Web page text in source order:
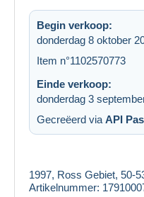
Begin verkoop:
donderdag 8 oktober
Item n°1102570773
Einde verkoop:
donderdag 3
Gecreëerd via API
1997, Ross Gebiet, 50-
Artikelnummer: